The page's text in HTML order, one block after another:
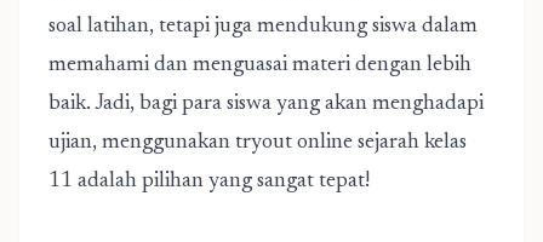
soal latihan, tetapi juga mendukung siswa dalam
memahami dan menguasai materi dengan lebih
baik. Jadi, bagi para siswa yang akan menghadapi
ujian, menggunakan tryout online sejarah kelas
11 adalah pilihan yang sangat tepat!